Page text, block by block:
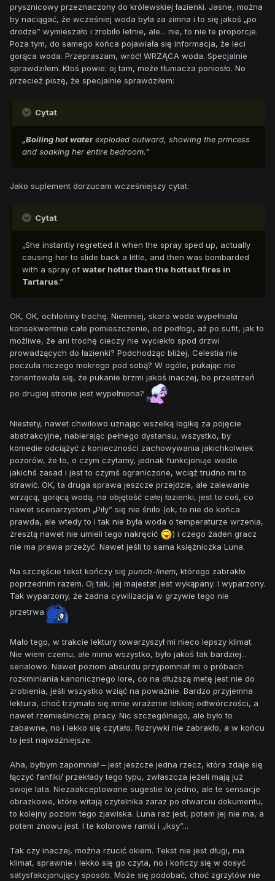
prysznicowy przeznaczony do królewskiej łazienki. Jasne, można
by naciągać, że wcześniej woda była za zimna i to się jakoś „po
drodze” wymieszało i zrobiło letnie, ale... nie, to nie te proporcje.
Poza tym, do samego końca pojawiała się informacja, że leci
gorąca woda. Przepraszam, wróć! WRZĄCA woda. Specjalnie
sprawdziłem. Ktoś powie: oj tam, może tłumacza poniosło. No
przecież piszę, że specjalnie sprawdziłem:
Cytat
„Boiling hot waterexploded outward, showing the princess
and soaking her entire bedroom.”
Jako suplement dorzucam wcześniejszy cytat:
Cytat
„She instantly regretted it when the spray sped up, actually
causing her to slide back a little, and then was bombarded
with a spray of water hotter than the hottest fires in
Tartarus.”
OK, OK, ochłońmy trochę. Niemniej, skoro woda wypełniała
konsekwentnie całe pomieszczenie, od podłogi, aż po sufit, jak to
możliwe, że ani trochę cieczy nie wyciekło spod drzwi
prowadzących do łazienki? Podchodząc bliżej, Celestia nie
poczuła niczego mokrego pod sobą? W ogóle, pukając nie
zorientowała się, że pukanie brzmi jakoś inaczej, bo przestrzeń
po drugiej stronie jest wypełniona?
Niestety, nawet chwilowo uznając wszelką logikę za pojęcie
abstrakcyjne, nabierając pełnego dystansu, wszystko, by
komedie odciążyć z konieczności zachowywania jakichkolwiek
pozorów, że to, o czym czytamy, jednak funkcjonuje wedle
jakichś zasad i jest to czymś ograniczone, wciąż trudno mi to
strawić. OK, ta druga sprawa jeszcze przejdzie, ale zalewanie
wrzącą, gorącą wodą, na objętość całej łazienki, jest to coś, co
nawet scenarzystom „Piły” się nie śniło (ok, to nie do końca
prawda, ale wtedy to i tak nie była woda o temperaturze wrzenia,
zresztą nawet nie umieli tego nakręcić
) i czego żaden gracz
nie ma prawa przeżyć. Nawet jeśli to sama księżniczka Luna.
Na szczęście tekst kończy się punch-linem, którego zabrakło
poprzednim razem. Oj tak, jej majestat jest wykąpany. I wyparzony.
Tak wyparzony, że żadna cywilizacja w grzywie tego nie
przetrwa
Mało tego, w trakcie lektury towarzyszył mi nieco lepszy klimat.
Nie wiem czemu, ale mimo wszystko, było jakoś tak bardziej...
serialowo. Nawet poziom absurdu przypomniał mi o próbach
rozkminiania kanonicznego lore, co na dłuższą metę jest nie do
zrobienia, jeśli wszystko wziąć na poważnie. Bardzo przyjemna
lektura, choć trzymało się mnie wrażenie lekkiej odtwórczości, a
nawet rzemieślniczej pracy. Nic szczególnego, ale było to
zabawne, no i lekko się czytało. Rozrywki nie zabrakło, a w końcu
to jest najważniejsze.
Aha, byłbym zapomniał – jest jeszcze jedna rzecz, która zdaje się
łączyć fanfiki/ przekłady tego typu, zwłaszcza jeżeli mają już
swoje lata. Niezaakceptowane sugestie to jedno, ale te sensacje
obrazkowe, które witają czytelnika zaraz po otwarciu dokumentu,
to kolejny poziom tego zjawiska. Luna raz jest, potem jej nie ma, a
potem znowu jest. I te kolorowe ramki i „iksy”...
Tak czy inaczej, można rzucić okiem. Tekst nie jest długi, ma
klimat, sprawnie i lekko się go czyta, no i kończy się w dosyć
satysfakcjonujący sposób. Może się podobać, choć zgrzytów nie